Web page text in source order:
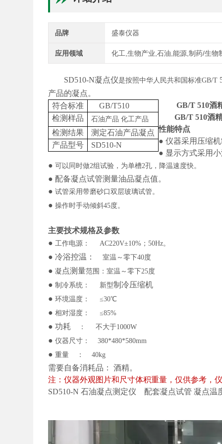
品牌 盛泰仪器
应用领域 化工,生物产业,石油,能源,制药/生物
SD510-N凝点仪是按照中华人民共和国标准GB/T
产品的凝点。
符合标准
GB/T510
检测样品
石油产品 化工产品
检测结果 测定石油产品凝点
产品型号
SD510-N
GB/T 510酒
GB/T 510酒
性能特点
● 仪器采用压缩
● 显示方式采用
● 可以同时做2组试验，为单槽2孔，降温速度快。
● 配备凝点试管测量油品凝点值。
● 试管采用带磨砂口双层玻璃试管。
● 操作时手动倾斜45度。
主要技术规格及参数
● 工作电源： AC220V±10%；50Hz。
● 冷浴控温 ： 室温～零下40度
● 凝 点测量范围：室温～零下25度
● 制冷系统： 新型制冷压缩机
● 环境温度： ≤30℃
● 相对湿度： ≤85%
● 功耗 ： 不大于1000W
● 仪器尺寸： 380*480*580mm
● 重量 ： 40kg
需要自备消耗品：
酒精。
注：仪器外观图片和尺寸体积重量，仅供参考，
SD510-N 石油凝点测定仪 配套凝点试管 凝点温